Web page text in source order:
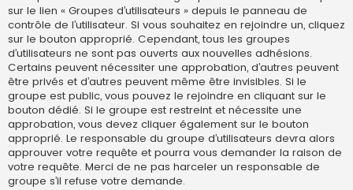
sur le lien « Groupes d’utilisateurs » depuis le panneau de
contrôle de l’utilisateur. Si vous souhaitez en rejoindre un, cliquez
sur le bouton approprié. Cependant, tous les groupes
d’utilisateurs ne sont pas ouverts aux nouvelles adhésions.
Certains peuvent nécessiter une approbation, d’autres peuvent
être privés et d’autres peuvent même être invisibles. Si le
groupe est public, vous pouvez le rejoindre en cliquant sur le
bouton dédié. Si le groupe est restreint et nécessite une
approbation, vous devez cliquer également sur le bouton
approprié. Le responsable du groupe d’utilisateurs devra alors
approuver votre requête et pourra vous demander la raison de
votre requête. Merci de ne pas harceler un responsable de
groupe s’il refuse votre demande.